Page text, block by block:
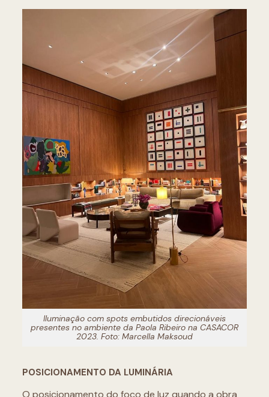
Iluminação com spots embutidos direcionáveis
presentes no ambiente da Paola Ribeiro na CASACOR
2023. Foto: Marcella Maksoud
POSICIONAMENTO DA LUMINÁRIA
O posicionamento do foco de luz quando a obra